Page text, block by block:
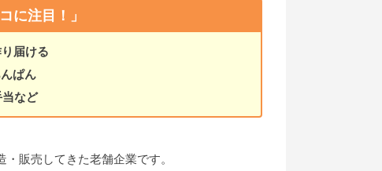
に注目！」
届ける
ぱん
など
販売してきた老舗企業です。